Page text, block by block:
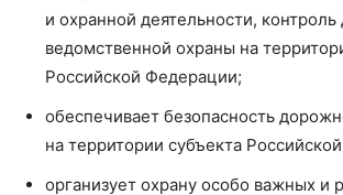
и охранной деятельности, контроль
ведомственной охраны на
Российской Федерации;
обеспечивает безопасность
на территории субъекта
организует охрану особо важных и